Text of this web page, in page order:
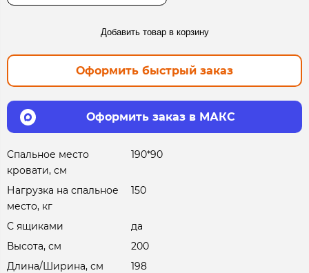
Добавить товар в корзину
Оформить быстрый заказ
Оформить заказ в МАКС
Спальное место
кровати, см
190*90
Нагрузка на спальное
место, кг
150
С ящиками
да
Высота, см
200
Длина/Ширина, см
198